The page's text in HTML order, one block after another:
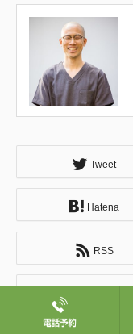
Tweet
Hatena
RSS